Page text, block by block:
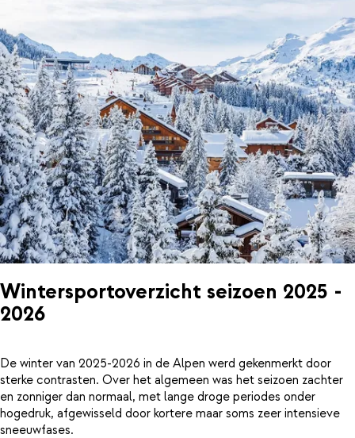
Wintersportoverzicht seizoen 2025 -
2026
De winter van 2025-2026 in de Alpen werd gekenmerkt door
sterke contrasten. Over het algemeen was het seizoen zachter
en zonniger dan normaal, met lange droge periodes onder
hogedruk, afgewisseld door kortere maar soms zeer intensieve
sneeuwfases.